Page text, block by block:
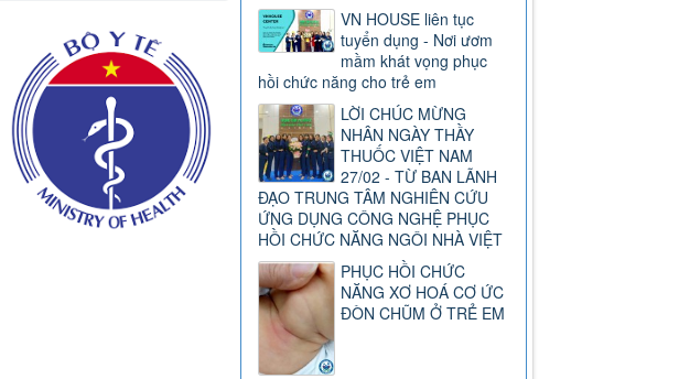
VN HOUSE liên tục
tuyển dụng - Nơi ươm
mầm khát vọng phục
hồi chức năng cho trẻ em
LỜI CHÚC MỪNG
NHÂN NGÀY THẦY
THUỐC VIỆT NAM
27/02 - TỪ BAN LÃNH
ĐẠO TRUNG TÂM NGHIÊN CỨU
ỨNG DỤNG CÔNG NGHỆ PHỤC
HỒI CHỨC NĂNG NGÔI NHÀ VIỆT
PHỤC HỒI CHỨC
NĂNG XƠ HOÁ CƠ ỨC
ĐÒN CHŨM Ở TRẺ EM